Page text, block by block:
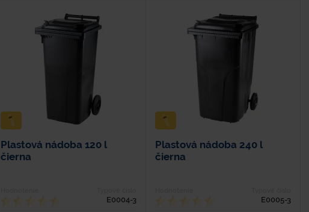
Plastová nádoba 120 l
čierna
E0004-3
Plastová nádoba 240 l
čierna
E0005-3